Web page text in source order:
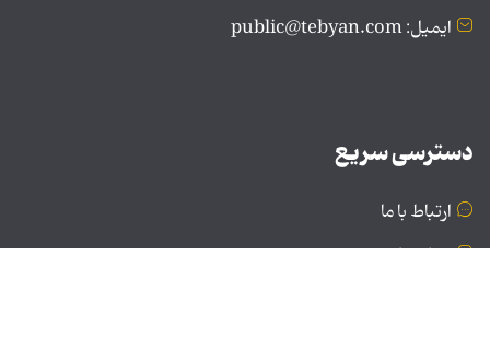
ایمیل: public@tebyan.com
دسترسی سریع
ارتباط با ما
درباره ما